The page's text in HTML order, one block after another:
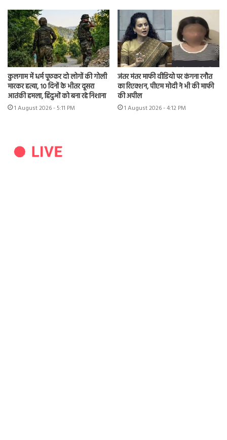
कुलगाम में धर्म पूछकर दो लोगों की गोली
मारकर हत्या, 10 दिनों के भीतर दूसरा
आतंकी हमला, हिंदुओं को बना रहे निशाना
1 August 2026 - 5:11 PM
जंतर मंतर माफी वीडियो पर कंगना रनौत
का रिएक्शन, पीएम मोदी ने भी की माफी
की अपील
1 August 2026 - 4:12 PM